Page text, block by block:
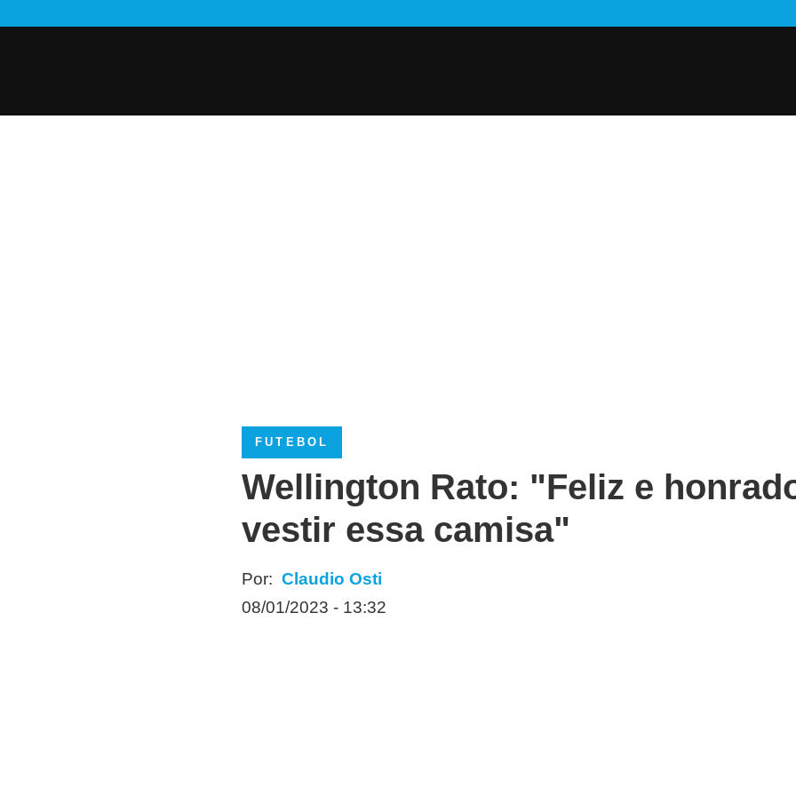
FUTEBOL
Wellington Rato: "Feliz e
vestir essa camisa"
Por: Claudio Osti
08/01/2023 - 13:32